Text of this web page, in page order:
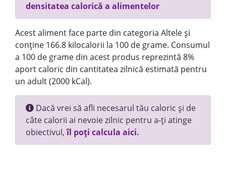
densitatea calorică a alimentelor
Acest aliment face parte din categoria Altele și
conține 166.8 kilocalorii la 100 de grame. Consumul
a 100 de grame din acest produs reprezintă 8%
aport caloric din cantitatea zilnică estimată pentru
un adult (2000 kCal).
Dacă vrei să afli necesarul tău caloric și de
câte calorii ai nevoie zilnic pentru a-ți atinge
obiectivul,îl poți calcula aici.